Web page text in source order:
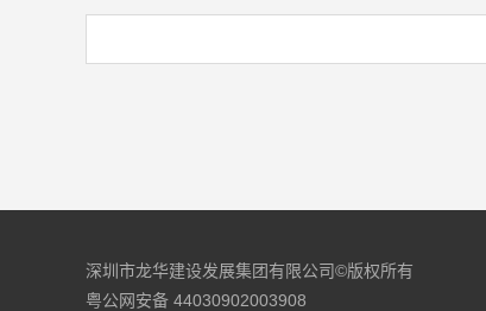
深圳市龙华建设发展集团有限公司©版权所有
粤公网安备 44030902003908